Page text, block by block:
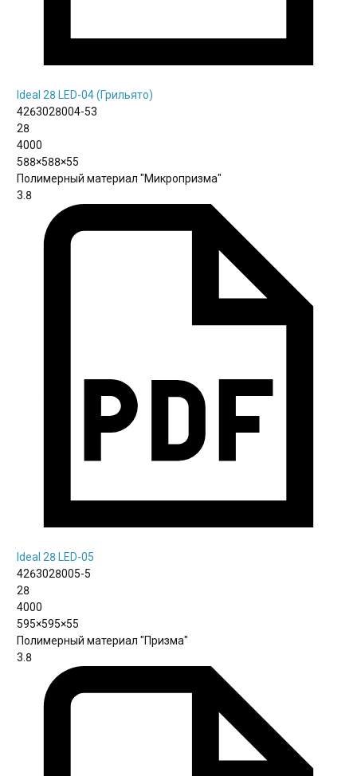
Ideal 28 LED-04 (Грильято)
4263028004-53
28
4000
588×588×55
Полимерный материал "Микропризма"
3.8
Ideal 28 LED-05
4263028005-5
28
4000
595×595×55
Полимерный материал "Призма"
3.8